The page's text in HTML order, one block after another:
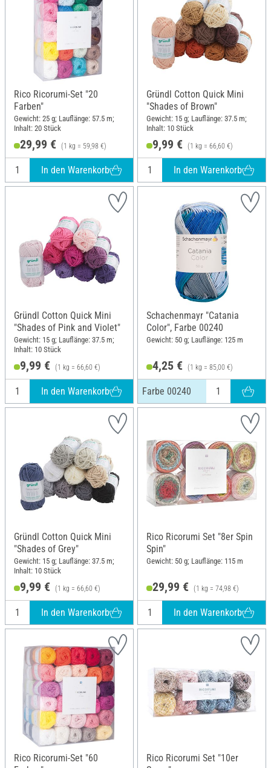
Rico Ricorumi-Set "20
Farben"
Gewicht: 25 g; Lauflänge: 57.5 m;
Inhalt: 20 Stück
29,99 € (1 kg = 59,98 €)
In den Warenkorb
Gründl Cotton Quick Mini
"Shades of Brown"
Gewicht: 15 g; Lauflänge: 37.5 m;
Inhalt: 10 Stück
9,99 € (1 kg = 66,60 €)
In den Warenkorb
Gründl Cotton Quick Mini
"Shades of Pink and Violet"
Gewicht: 15 g; Lauflänge: 37.5 m;
Inhalt: 10 Stück
9,99 € (1 kg = 66,60 €)
In den Warenkorb
Schachenmayr "Catania
Color", Farbe 00240
Gewicht: 50 g; Lauflänge: 125 m
4,25 € (1 kg = 85,00 €)
Farbe 00240
Gründl Cotton Quick Mini
"Shades of Grey"
Gewicht: 15 g; Lauflänge: 37.5 m;
Inhalt: 10 Stück
9,99 € (1 kg = 66,60 €)
In den Warenkorb
Rico Ricorumi Set "8er Spin
Spin"
Gewicht: 50 g; Lauflänge: 115 m
29,99 € (1 kg = 74,98 €)
In den Warenkorb
Rico Ricorumi-Set "60
Rico Ricorumi Set "10er